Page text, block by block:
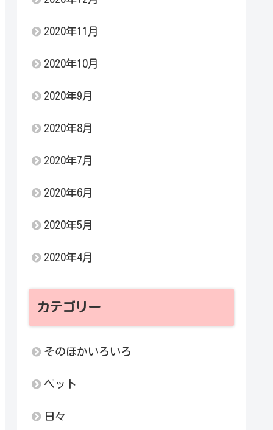
2020年11月
2020年10月
2020年9月
2020年8月
2020年7月
2020年6月
2020年5月
2020年4月
カテゴリー
そのほかいろいろ
ペット
日々